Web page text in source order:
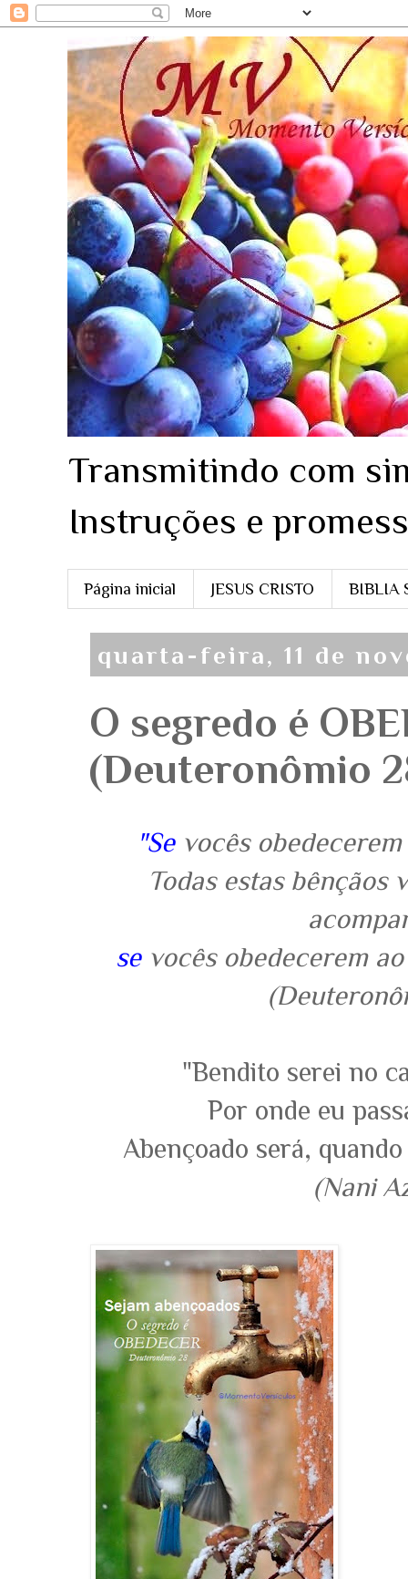
Transmitindo com
Instruções e
Página inicial JESUS CRISTO BIBLIA
quarta-feira, 11 de
O segredo é
(Deuteronômio
"Sevocês obedecerem
Todas estas bênçãos
sevocês obedecerem
"Bendito serei no
Por onde eu
Abençoado será,
(Nani